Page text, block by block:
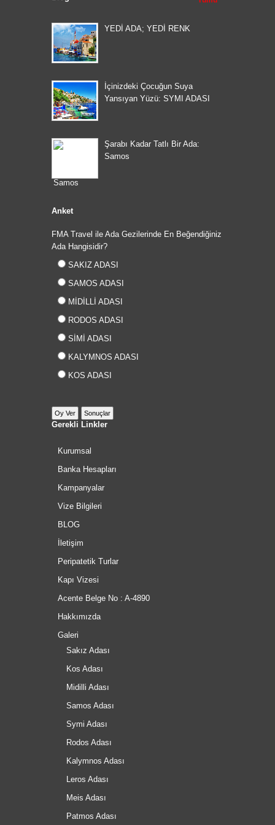
YEDİ ADA; YEDİ RENK
İçinizdeki Çocuğun Suya
Yansıyan Yüzü: SYMI ADASI
Şarabı Kadar Tatlı Bir Ada:
Samos
Anket
FMA Travel ile Ada Gezilerinde En Beğendiğiniz
Ada Hangisidir?
SAKIZ ADASI
SAMOS ADASI
MİDİLLİ ADASI
RODOS ADASI
SİMİ ADASI
KALYMNOS ADASI
KOS ADASI
Gerekli Linkler
Kurumsal
Banka Hesapları
Kampanyalar
Vize Bilgileri
BLOG
İletişim
Peripatetik Turlar
Kapı Vizesi
Acente Belge No : A-4890
Hakkımızda
Galeri
Sakız Adası
Kos Adası
Midilli Adası
Samos Adası
Symi Adası
Rodos Adası
Kalymnos Adası
Leros Adası
Meis Adası
Patmos Adası